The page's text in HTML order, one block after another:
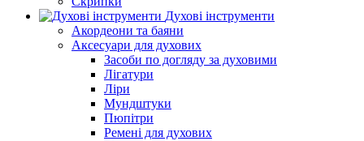
Духові інструменти
Акордеони та баяни
Аксесуари для духових
Засоби по догляду за духовими
Лігатури
Ліри
Мундштуки
Пюпітри
Ремені для духових